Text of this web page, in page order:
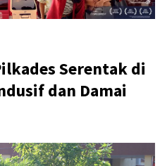
Serentak di
dan Damai